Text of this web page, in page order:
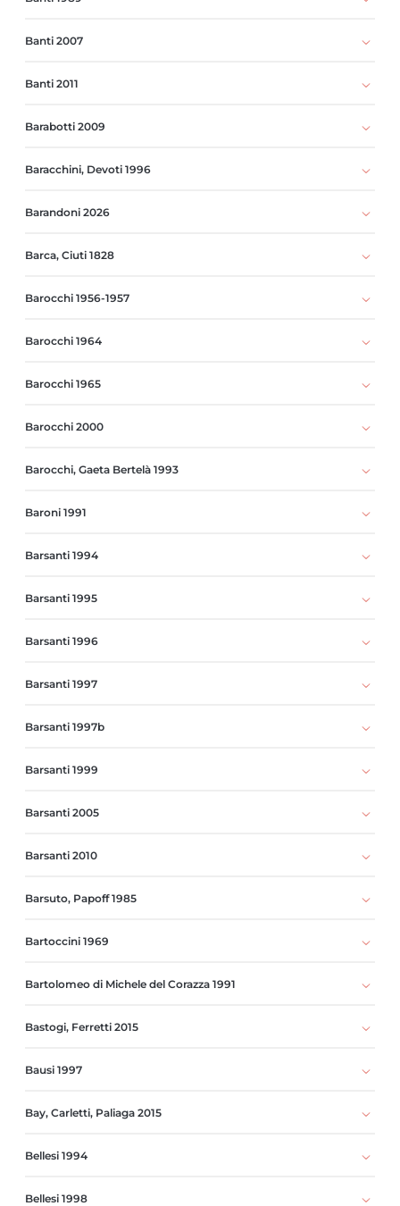
Banti 2007
Banti 2011
Barabotti 2009
Baracchini, Devoti 1996
Barandoni 2026
Barca, Ciuti 1828
Barocchi 1956-1957
Barocchi 1964
Barocchi 1965
Barocchi 2000
Barocchi, Gaeta Bertelà 1993
Baroni 1991
Barsanti 1994
Barsanti 1995
Barsanti 1996
Barsanti 1997
Barsanti 1997b
Barsanti 1999
Barsanti 2005
Barsanti 2010
Barsuto, Papoff 1985
Bartoccini 1969
Bartolomeo di Michele del Corazza 1991
Bastogi, Ferretti 2015
Bausi 1997
Bay, Carletti, Paliaga 2015
Bellesi 1994
Bellesi 1998